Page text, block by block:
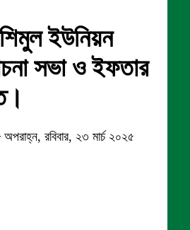
ইউনিয়ন
সভা ও ইফতার
রবিবার, ২৩ মার্চ ২০২৫